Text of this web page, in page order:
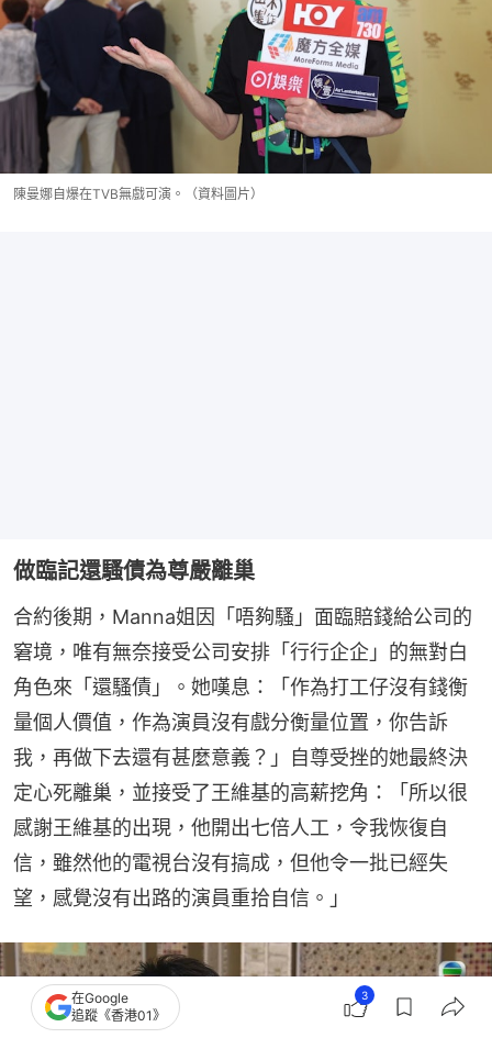
陳曼娜自爆在TVB無戲可演。（資料圖片）
做臨記還騷債為尊嚴離巢
合約後期，Manna姐因「唔夠騷」面臨賠錢給公司的
窘境，唯有無奈接受公司安排「行行企企」的無對白
角色來「還騷債」。她嘆息：「作為打工仔沒有錢衡
量個人價值，作為演員沒有戲分衡量位置，你告訴
我，再做下去還有甚麼意義？」自尊受挫的她最終決
定心死離巢，並接受了王維基的高薪挖角：「所以很
感謝王維基的出現，他開出七倍人工，令我恢復自
信，雖然他的電視台沒有搞成，但他令一批已經失
望，感覺沒有出路的演員重拾自信。」
在Google
追蹤《香港01》
3